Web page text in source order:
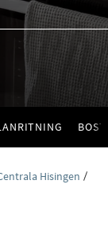
Hisingen